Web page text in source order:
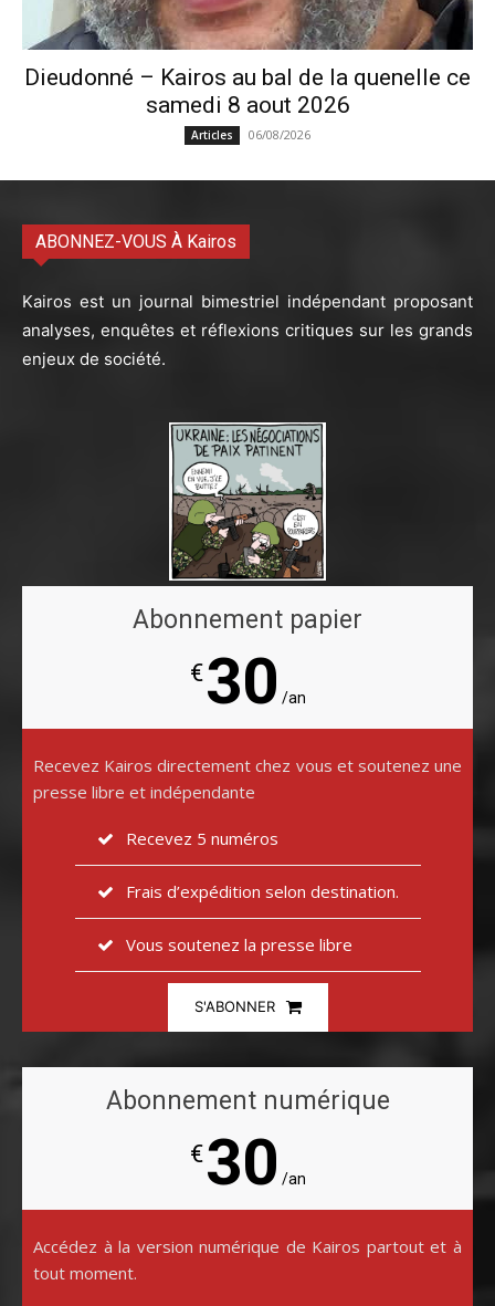
Dieudonné – Kairos au bal de la quenelle ce
samedi 8 aout 2026
Articles 06/08/2026
ABONNEZ-VOUS À Kairos
Kairos est un journal bimestriel indépendant proposant
analyses, enquêtes et réflexions critiques sur les grands
enjeux de société.
Abonnement papier
€30 /an
Recevez Kairos directement chez vous et soutenez une
presse libre et indépendante
Recevez 5 numéros
Frais d’expédition selon destination.
Vous soutenez la presse libre
S'ABONNER
Abonnement numérique
€30 /an
Accédez à la version numérique de Kairos partout et à
tout moment.